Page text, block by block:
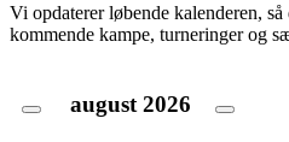
Vi opdaterer løbende kalenderen,
kommende kampe, turneringer og
august 2026